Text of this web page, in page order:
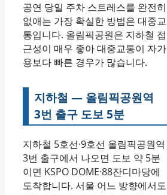
공연 당일 주차 스트레스를 완전히
없애는 가장 확실한 방법은 대중교
통입니다. 올림픽공원은 지하철 접
근성이 매우 좋아 대중교통이 자가
용보다 빠른 경우가 많습니다.
지하철 — 올림픽공원역
3번 출구 도보 5분
지하철 5호선·9호선 올림픽공원역
3번 출구에서 나오면 도보 약 5분
이면 KSPO DOME·88잔디마당에
도착합니다. 서울 어느 방향에서도